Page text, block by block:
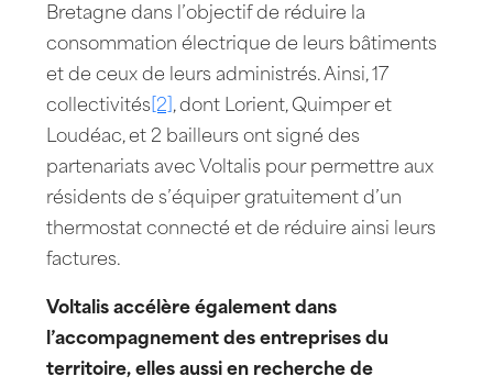
Bretagne dans l’objectif de réduire la
consommation électrique de leurs bâtiments
et de ceux de leurs administrés. Ainsi, 17
collectivités [2] , dont Lorient, Quimper et
Loudéac, et 2 bailleurs ont signé des
partenariats avec Voltalis pour permettre aux
résidents de s’équiper gratuitement d’un
thermostat connecté et de réduire ainsi leurs
factures.
Voltalis accélère également dans
l’accompagnement des entreprises du
territoire, elles aussi en recherche de